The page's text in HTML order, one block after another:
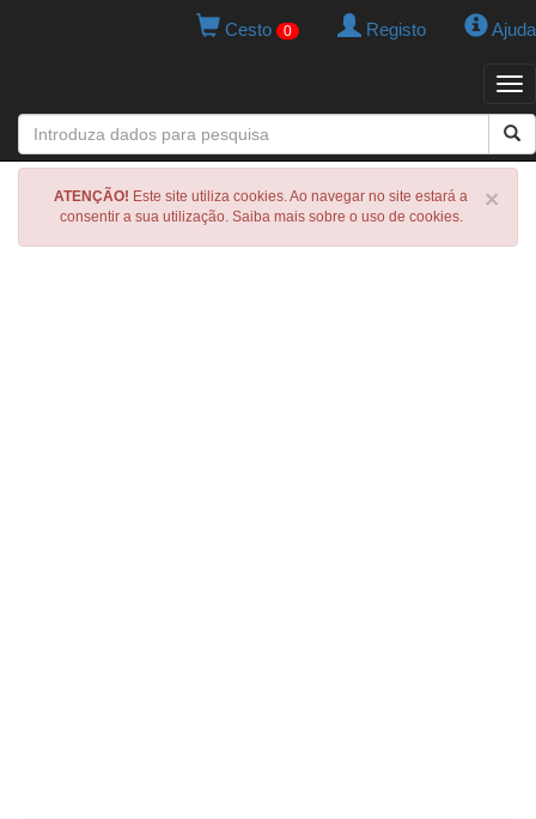
Cesto 0 Registo Ajuda
×
ATENÇÃO! Este site utiliza cookies. Ao navegar no site estará a
consentir a sua utilização. Saiba mais sobre o uso de cookies.